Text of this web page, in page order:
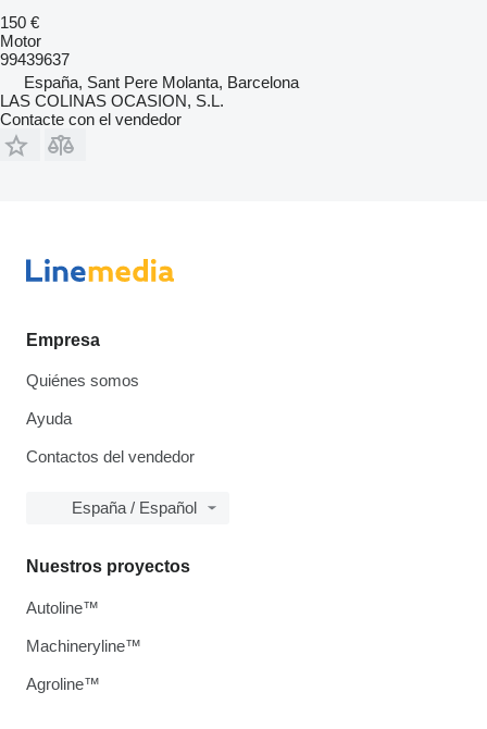
150 €
Motor
99439637
España, Sant Pere Molanta, Barcelona
LAS COLINAS OCASION, S.L.
Contacte con el vendedor
Empresa
Quiénes somos
Ayuda
Contactos del vendedor
España / Español
Nuestros proyectos
Autoline™
Machineryline™
Agroline™